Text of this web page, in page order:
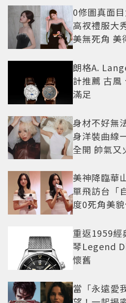
0修圖真面
高衩禮服大
美無死角 美
朗格A.
計推薦 古風
滿足
身材不好無
身洋裝曲線
全開 帥氣又
美神降臨華
單飛訪台「
度0死角美
重返1959
琴Legend
懷舊
當「永遠愛